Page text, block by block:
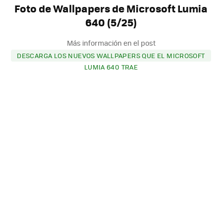
Foto de Wallpapers de Microsoft Lumia
640 (5/25)
Más información en el post
DESCARGA LOS NUEVOS WALLPAPERS QUE EL MICROSOFT
LUMIA 640 TRAE